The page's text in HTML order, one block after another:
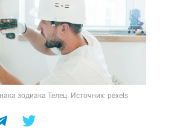
зодиака Телец. Источник: pexels